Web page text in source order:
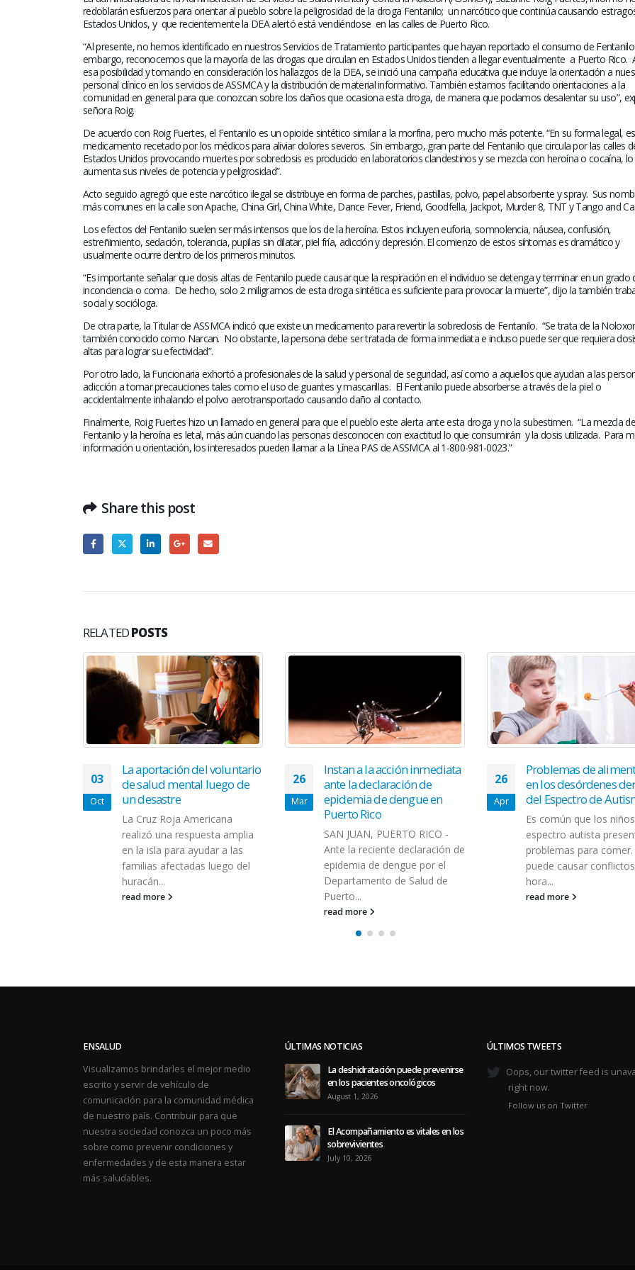
redoblarán esfuerzos para orientar al pueblo sobre la peligrosidad de la droga Fentanilo; un narcótico que continúa causando
Estados Unidos, y que recientemente la DEA alertó está vendiéndose en las calles de Puerto Rico.
“Al presente, no hemos identificado en nuestros Servicios de Tratamiento participantes que hayan reportado el consumo de Fentanilo.
embargo, reconocemos que la mayoría de las drogas que circulan en Estados Unidos tienden a llegar eventualmente a Puerto Rico.
esa posibilidad y tomando en consideración los hallazgos de la DEA, se inició una campaña educativa que incluye la orientación a
personal clínico en los servicios de ASSMCA y la distribución de material informativo. También estamos facilitando orientaciones a la
comunidad en general para que conozcan sobre los daños que ocasiona esta droga, de manera que podamos desalentar su uso”,
señora Roig.
De acuerdo con Roig Fuertes, el Fentanilo es un opioide sintético similar a la morfina, pero mucho más potente. “En su forma legal,
medicamento recetado por los médicos para aliviar dolores severos. Sin embargo, gran parte del Fentanilo que circula por las calles
Estados Unidos provocando muertes por sobredosis es producido en laboratorios clandestinos y se mezcla con heroína o cocaína, lo
aumenta sus niveles de potencia y peligrosidad”.
Acto seguido agregó que este narcótico ilegal se distribuye en forma de parches, pastillas, polvo, papel absorbente y spray. Sus
más comunes en la calle son Apache, China Girl, China White, Dance Fever, Friend, Goodfella, Jackpot, Murder 8, TNT y Tango and
Los efectos del Fentanilo suelen ser más intensos que los de la heroína. Estos incluyen euforia, somnolencia, náusea, confusión,
estreñimiento, sedación, tolerancia, pupilas sin dilatar, piel fría, adicción y depresión. El comienzo de estos síntomas es dramático y
usualmente ocurre dentro de los primeros minutos.
“Es importante señalar que dosis altas de Fentanilo puede causar que la respiración en el individuo se detenga y terminar en un grado
inconciencia o coma. De hecho, solo 2 miligramos de esta droga sintética es suficiente para provocar la muerte”, dijo la también
social y socióloga.
De otra parte, la Titular de ASSMCA indicó que existe un medicamento para revertir la sobredosis de Fentanilo. “Se trata de la
también conocido como Narcan. No obstante, la persona debe ser tratada de forma inmediata e incluso puede ser que requiera
altas para lograr su efectividad”.
Por otro lado, la Funcionaria exhortó a profesionales de la salud y personal de seguridad, así como a aquellos que ayudan a las
adicción a tomar precauciones tales como el uso de guantes y mascarillas. El Fentanilo puede absorberse a través de la piel o
accidentalmente inhalando el polvo aerotransportado causando daño al contacto.
Finalmente, Roig Fuertes hizo un llamado en general para que el pueblo este alerta ante esta droga y no la subestimen. “La mezcla de
Fentanilo y la heroína es letal, más aún cuando las personas desconocen con exactitud lo que consumirán y la dosis utilizada. Para
información u orientación, los interesados pueden llamar a la Línea PAS de ASSMCA al 1-800-981-0023.”
Share this post
RELATEDPOSTS
03
Oct
La aportación del voluntario
de salud mental luego de
un desastre
La Cruz Roja Americana
realizó una respuesta amplia
en la isla para ayudar a las
familias afectadas luego del
huracán...
read more
26
Mar
Instan a la acción inmediata
ante la declaración de
epidemia de dengue en
Puerto Rico
SAN JUAN, PUERTO RICO -
Ante la reciente declaración de
epidemia de dengue por el
Departamento de Salud de
Puerto...
read more
26
Apr
Problemas de
en los desórdenes
del Espectro de
Es común que los
espectro autista
problemas para comer.
puede causar
hora...
read more
El Acompañamiento es
vitales en los sobrevivientes
July 10, 2026
La nueva normalidad de un
sobreviviente de cáncer
June 25, 2026
Altamente nocivo el polvo
del desierto del Sahara en
salud oncológica
¿Eres sobreviviente? Hora de
May 28, 2026
prepararte antes
tu tratamiento
Hora de
un cuidador
March 19, 2026
Equilibrando tu
oncológico con
February 19, 2026
Secuelas del
January 20, 2026
ENSALUD
Visualizamos brindarles el mejor medio
escrito y servir de vehículo de
comunicación para la comunidad médica
de nuestro país. Contribuir para que
nuestra sociedad conozca un poco más
sobre como prevenir condiciones y
enfermedades y de esta manera estar
más saludables.
ÚLTIMAS NOTICIAS
La deshidratación puede prevenirse
en los pacientes oncológicos
August 1, 2026
El Acompañamiento es vitales en los
sobrevivientes
July 10, 2026
ÚLTIMOS TWEETS
Oops, our twitter feed is
right now.
Follow us on Twitter